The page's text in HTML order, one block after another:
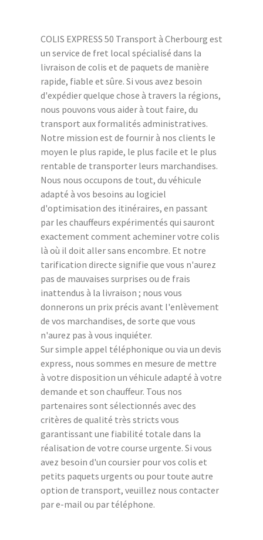
COLIS EXPRESS 50 Transport à Cherbourg est
un service de fret local spécialisé dans la
livraison de colis et de paquets de manière
rapide, fiable et sûre. Si vous avez besoin
d'expédier quelque chose à travers la régions,
nous pouvons vous aider à tout faire, du
transport aux formalités administratives.
Notre mission est de fournir à nos clients le
moyen le plus rapide, le plus facile et le plus
rentable de transporter leurs marchandises.
Nous nous occupons de tout, du véhicule
adapté à vos besoins au logiciel
d'optimisation des itinéraires, en passant
par les chauffeurs expérimentés qui sauront
exactement comment acheminer votre colis
là où il doit aller sans encombre. Et notre
tarification directe signifie que vous n'aurez
pas de mauvaises surprises ou de frais
inattendus à la livraison ; nous vous
donnerons un prix précis avant l'enlèvement
de vos marchandises, de sorte que vous
n'aurez pas à vous inquiéter.
Sur simple appel téléphonique ou via un devis
express, nous sommes en mesure de mettre
à votre disposition un véhicule adapté à votre
demande et son chauffeur. Tous nos
partenaires sont sélectionnés avec des
critères de qualité très stricts vous
garantissant une fiabilité totale dans la
réalisation de votre course urgente. Si vous
avez besoin d'un coursier pour vos colis et
petits paquets urgents ou pour toute autre
option de transport, veuillez nous contacter
par e-mail ou par téléphone.